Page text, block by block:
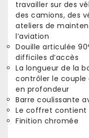
travailler sur des
des camions, des
ateliers de
l’aviation
Douille articulée
difficiles d’accès
La longueur de la
contrôler le couple
en profondeur
Barre coulissante
Le coffret contient
Finition chromée